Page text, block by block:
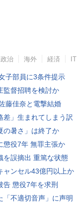
政治 海外 経済 IT
子部員に3条件提示
監督招聘を検討か
藤佳奈と電撃結婚
差」生まれてしまう訳
の暑さ」は終了か
懲役7年 無罪主張か
を誤摘出 重篤な状態
ャンセル43億円以上か
告 懲役7年を求刑
「不適切音声」に声明